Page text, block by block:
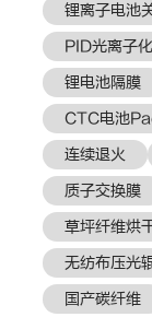
锂离子电池
PID光离子
锂电池隔膜
CTC电池
连续退火
质子交换膜
草坪纤维烘
无纺布压光
国产碳纤维